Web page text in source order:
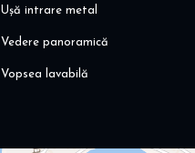
Ușă intrare metal
Vedere panoramică
Vopsea lavabilă